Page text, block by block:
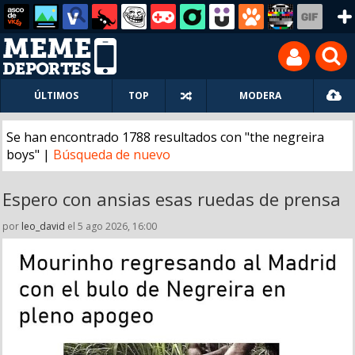
ÚLTIMOS TOP MODERA
Se han encontrado 1788 resultados con "the negreira
boys" | Búsqueda de nuevo
Espero con ansias esas ruedas de prensa
por leo_david el 5 ago 2026, 16:00